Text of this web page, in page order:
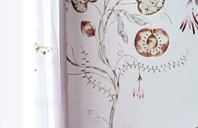
Красота и здоровье